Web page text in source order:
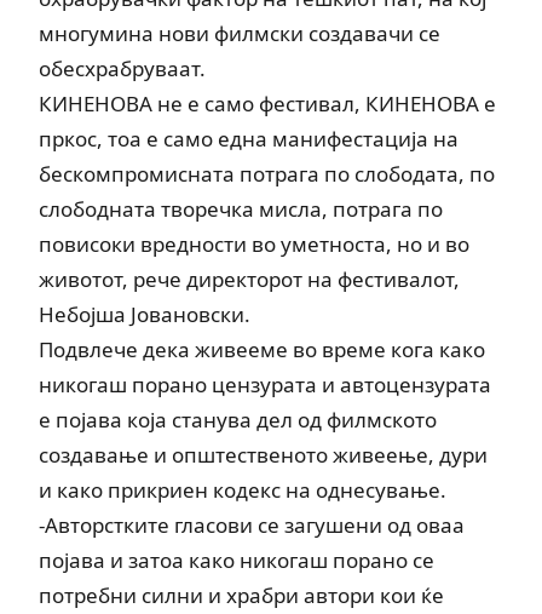
многумина нови филмски создавачи се
обесхрабруваат.
КИНЕНОВА не е само фестивал, КИНЕНОВА е
пркос, тоа е само една манифестација на
бескомпромисната потрага по слободата, по
слободната творечка мисла, потрага по
повисоки вредности во уметноста, но и во
животот, рече директорот на фестивалот,
Небојша Јовановски.
Подвлече дека живееме во време кога како
никогаш порано цензурата и автоцензурата
е појава која станува дел од филмското
создавање и општественото живеење, дури
и како прикриен кодекс на однесување.
-Авторстките гласови се загушени од оваа
појава и затоа како никогаш порано се
потребни силни и храбри автори кои ќе